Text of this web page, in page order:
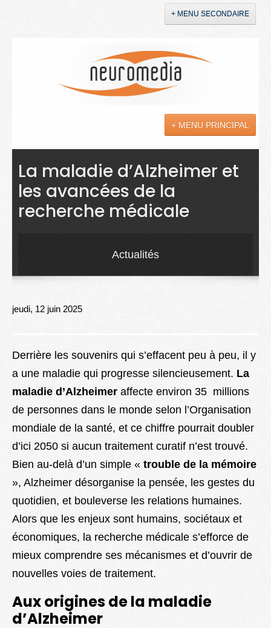
+ MENU SECONDAIRE
+ MENU PRINCIPAL
Actualités
Sciences
Maladies
Better Health
La maladie d’Alzheimer et
les avancées de la
recherche médicale
Actualités
jeudi, 12 juin 2025
Derrière les souvenirs qui s’effacent peu à peu, il y
a une maladie qui progresse silencieusement. La
maladie d’Alzheimer affecte environ 35 millions
de personnes dans le monde selon l’Organisation
mondiale de la santé, et ce chiffre pourrait doubler
d’ici 2050 si aucun traitement curatif n’est trouvé.
Bien au-delà d’un simple « trouble de la mémoire
», Alzheimer désorganise la pensée, les gestes du
quotidien, et bouleverse les relations humaines.
Alors que les enjeux sont humains, sociétaux et
économiques, la recherche médicale s’efforce de
mieux comprendre ses mécanismes et d’ouvrir de
nouvelles voies de traitement.
Aux origines de la maladie
d’Alzheimer